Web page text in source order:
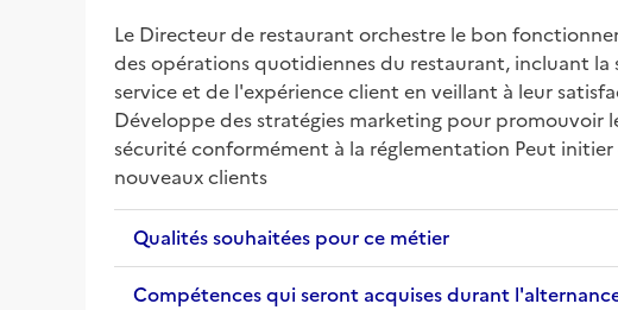
Le Directeur de restaurant orchestre le bon
des opérations quotidiennes du restaurant, incluant la
service et de l'expérience client en veillant à leur
Développe des stratégies marketing pour promouvoir
sécurité conformément à la réglementation Peut
nouveaux clients
Qualités souhaitées pour ce métier
Compétences qui seront acquises durant